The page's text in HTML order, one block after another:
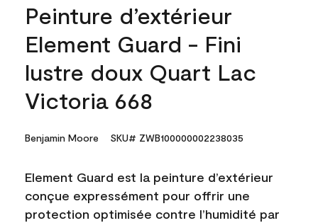
Peinture d’extérieur
Element Guard - Fini
lustre doux Quart Lac
Victoria 668
Benjamin Moore SKU# ZWB100000002238035
Element Guard est la peinture d’extérieur
conçue expressément pour offrir une
protection optimisée contre l’humidité par